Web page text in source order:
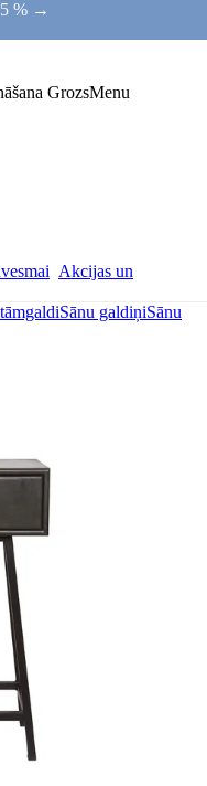
% →
GrozsMenu
Akcijas un
Sānu galdiņiSānu